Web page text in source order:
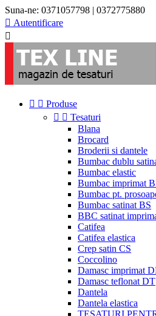
Suna-ne: 0371057798 | 0372775880
 Autentificare

  Produse
  Tesaturi
Blana
Brocard
Broderii si dantele
Bumbac dublu
Bumbac elastic
Bumbac imprimat
Bumbac pt.
Bumbac satinat BS
BBC satinat
Catifea
Catifea elastica
Crep satin CS
Coccolino
Damasc imprimat
Damasc teflonat DT
Dantela
Dantela elastica
TESATURI